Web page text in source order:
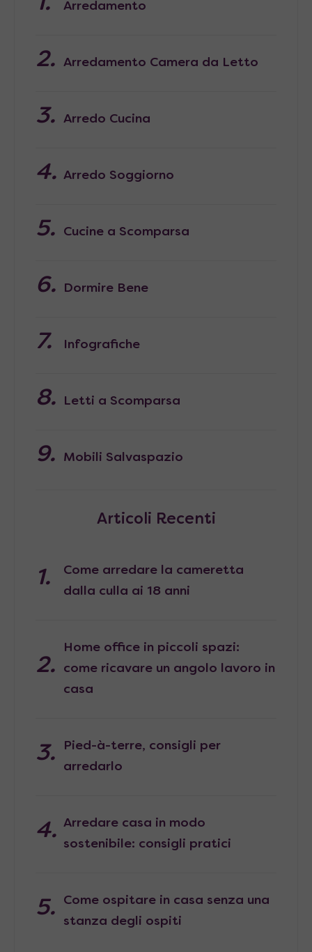
Arredamento
Arredamento Camera da Letto
Arredo Cucina
Arredo Soggiorno
Cucine a Scomparsa
Dormire Bene
Infografiche
Letti a Scomparsa
Mobili Salvaspazio
Articoli Recenti
Come arredare la cameretta
dalla culla ai 18 anni
Home office in piccoli spazi:
come ricavare un angolo lavoro in
casa
Pied-à-terre, consigli per
arredarlo
Arredare casa in modo
sostenibile: consigli pratici
Come ospitare in casa senza una
stanza degli ospiti